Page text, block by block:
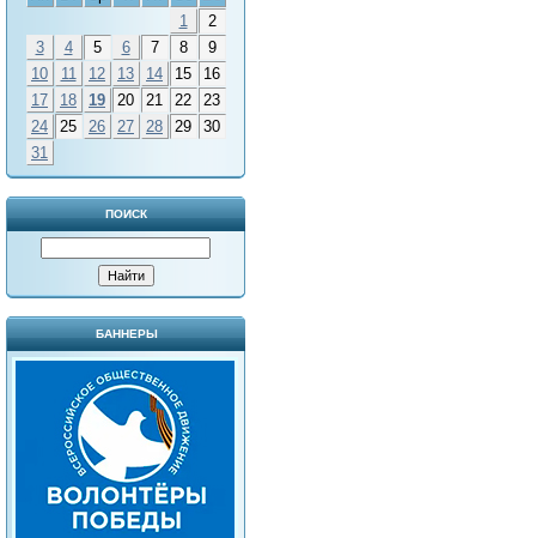
1
2
3
4 5 6 7 8
9
10
11 12 13 14 15
16
17
18 19 20 21 22
23
24
25 26 27 28 29
30
31
ПОИСК
БАННЕРЫ